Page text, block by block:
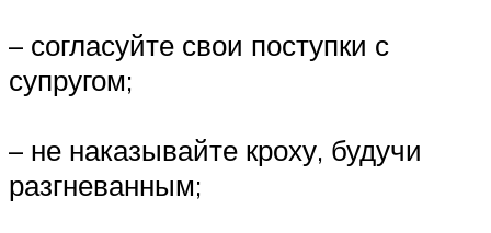
– согласуйте свои поступки с
супругом;
– не наказывайте кроху, будучи
разгневанным;